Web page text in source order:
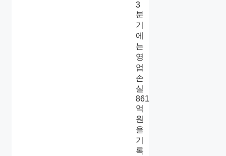
3
분
기
에
는
영
업
손
실
861
억
원
을
기
록